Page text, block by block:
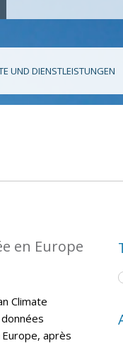
UND DIENSTLEISTUNGEN
en Europe
Climate
après